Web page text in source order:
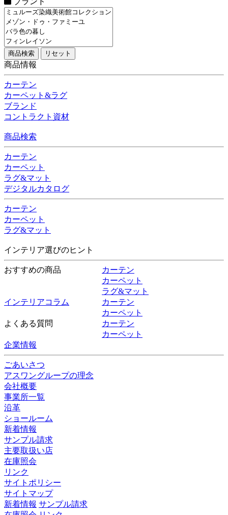
商品情報
カーテン
カーペット&ラグ
ブランド
コントラクト資材
商品検索
カーテン
カーペット
ラグ&マット
デジタルカタログ
カーテン
カーペット
ラグ&マット
インテリア選びのヒント
おすすめの商品
カーテン
カーペット
ラグ&マット
インテリアコラム
カーテン
カーペット
よくある質問
カーテン
カーペット
企業情報
ごあいさつ
アスワングループの理念
会社概要
事業所一覧
沿革
ショールーム
新着情報
サンプル請求
主要取扱い店
在庫照会
リンク
サイトポリシー
サイトマップ
新着情報 サンプル請求